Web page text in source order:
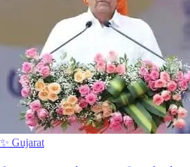
✨ Gujarat